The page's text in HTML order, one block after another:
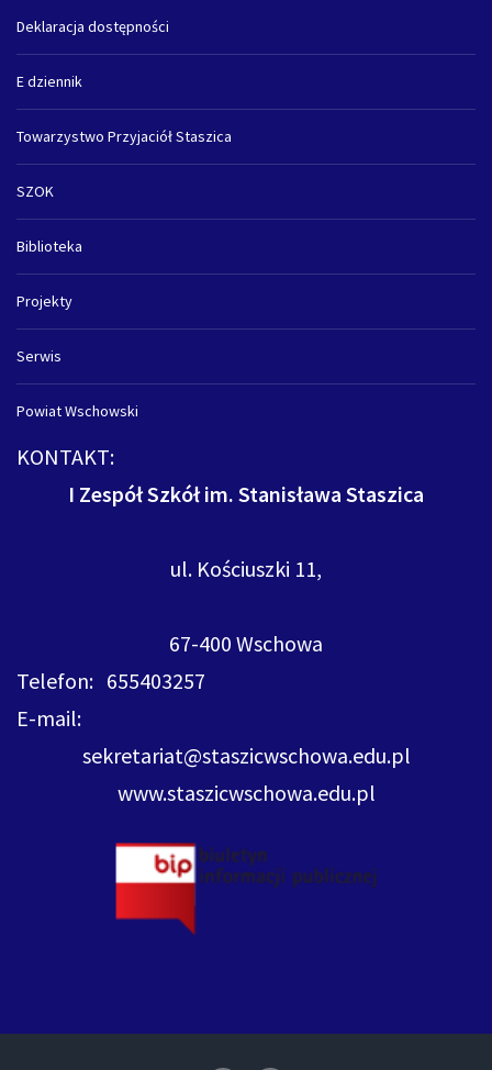
Deklaracja dostępności
E dziennik
Towarzystwo Przyjaciół Staszica
SZOK
Biblioteka
Projekty
Serwis
Powiat Wschowski
KONTAKT:
I Zespół Szkół im. Stanisława Staszica
ul. Kościuszki 11,
67-400 Wschowa
Telefon: 655403257
E-mail:
sekretariat@staszicwschowa.edu.pl
www.staszicwschowa.edu.pl